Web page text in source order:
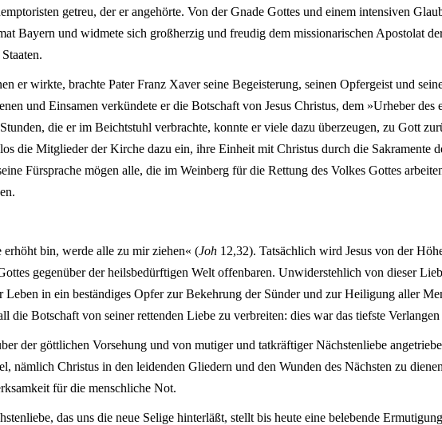
getreu, der er angehörte. Von der Gnade Gottes und einem intensiven
Bayern und widmete sich großherzig und freudig dem missionarischen Apostolat
er wirkte, brachte Pater Franz Xaver seine Begeisterung, seinen Opfergeist und
und Einsamen verkündete er die Botschaft von Jesus Christus, dem »Urheber des
die er im Beichtstuhl verbrachte, konnte er viele dazu überzeugen, zu Gott
die Mitglieder der Kirche dazu ein, ihre Einheit mit Christus durch die Sakramente
Fürsprache mögen alle, die im Weinberg für die Rettung des Volkes Gottes
bin, werde alle zu mir ziehen« (Joh 12,32). Tatsächlich wird Jesus von der
gegenüber der heilsbedürftigen Welt offenbaren. Unwiderstehlich von dieser
in ein beständiges Opfer zur Bekehrung der Sünder und zur Heiligung aller
die Botschaft von seiner rettenden Liebe zu verbreiten: dies war das tiefste
der göttlichen Vorsehung und von mutiger und tatkräftiger Nächstenliebe
nämlich Christus in den leidenden Gliedern und den Wunden des Nächsten zu
für die menschliche Not.
das uns die neue Selige hinterläßt, stellt bis heute eine belebende